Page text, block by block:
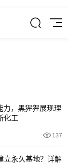
力，黑猩猩展现理
化工
137
立永久基地？详解